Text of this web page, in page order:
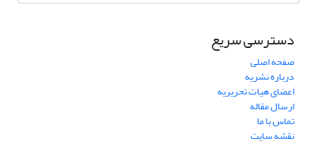
دسترسی سریع
صفحه اصلی
درباره نشریه
اعضای هیات تحریریه
ارسال مقاله
تماس با ما
نقشه سایت